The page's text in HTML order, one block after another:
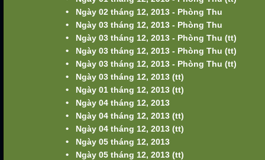
• Ngày 02 tháng 12, 2013 - Phòng Thu
• Ngày 03 tháng 12, 2013 - Phòng Thu
• Ngày 03 tháng 12, 2013 - Phòng Thu (tt)
• Ngày 03 tháng 12, 2013 - Phòng Thu (tt)
• Ngày 03 tháng 12, 2013 - Phòng Thu (tt)
• Ngày 03 tháng 12, 2013 (tt)
• Ngày 01 tháng 12, 2013 (tt)
• Ngày 04 tháng 12, 2013
• Ngày 04 tháng 12, 2013 (tt)
• Ngày 04 tháng 12, 2013 (tt)
• Ngày 05 tháng 12, 2013
• Ngày 05 tháng 12, 2013 (tt)